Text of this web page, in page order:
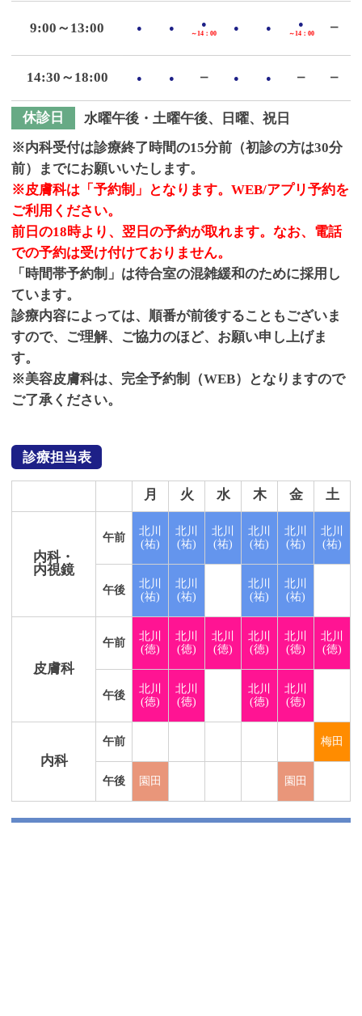
9:00～13:00 ● ● ●
～14：00
● ● ●
～14：00
ー
14:30～18:00 ● ● ー ● ● ー ー
休診日
水曜午後・土曜午後、日曜、祝日
※内科受付は診療終了時間の15分前（初診の方は30分
前）までにお願いいたします。
※皮膚科は「予約制」となります。WEB/アプリ予約を
ご利用ください。
前日の18時より、翌日の予約が取れます。なお、電話
での予約は受け付けておりません。
「時間帯予約制」は待合室の混雑緩和のために採用し
ています。
診療内容によっては、順番が前後することもございま
すので、ご理解、ご協力のほど、お願い申し上げま
す。
※美容皮膚科は、完全予約制（WEB）となりますので
ご了承ください。
診療担当表
月 火 水 木 金 土
内科・
内視鏡
午前
北川
(祐)
北川
(祐)
北川
(祐)
北川
(祐)
北川
(祐)
北川
(祐)
午後
北川
(祐)
北川
(祐)
北川
(祐)
北川
(祐)
皮膚科
午前
北川
(徳)
北川
(徳)
北川
(徳)
北川
(徳)
北川
(徳)
北川
(徳)
午後
北川
(徳)
北川
(徳)
北川
(徳)
北川
(徳)
内科
午前 梅田
午後 園田 園田